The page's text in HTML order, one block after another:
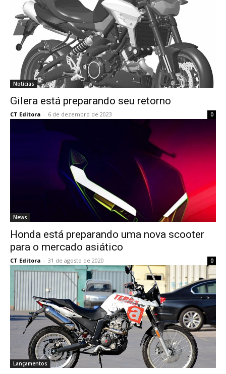
Notícias
Gilera está preparando seu retorno
CT Editora - 6 de dezembro de 2023 0
News
Honda está preparando uma nova scooter
para o mercado asiático
CT Editora - 31 de agosto de 2020 0
Lançamentos